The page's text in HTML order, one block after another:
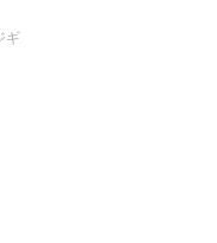
ギ